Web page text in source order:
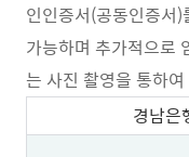
인인증서(공동인증서
가능하며 추가적으로
는 사진 촬영을 통하
경남은